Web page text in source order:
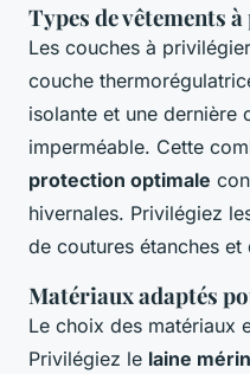
Types de vêtements
Les couches à
couche
isolante et une dernière
imperméable. Cette
protection optimale
hivernales. Privilégiez
de coutures étanches
Matériaux adaptés
Le choix des matériaux
Privilégiez le laine